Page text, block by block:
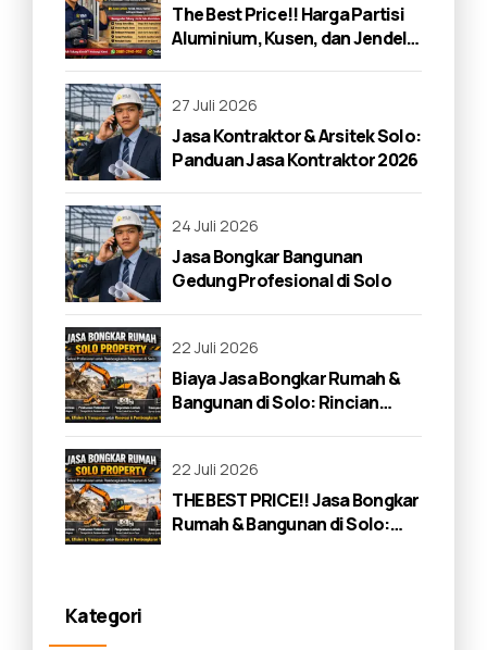
The Best Price!! Harga Partisi
Aluminium, Kusen, dan Jendela
27 Juli 2026
Jasa Kontraktor & Arsitek Solo:
Panduan Jasa Kontraktor 2026
24 Juli 2026
Jasa Bongkar Bangunan
Gedung Profesional di Solo
22 Juli 2026
Biaya Jasa Bongkar Rumah &
Bangunan di Solo: Rincian
22 Juli 2026
THE BEST PRICE!! Jasa Bongkar
Rumah & Bangunan di Solo:
Kategori